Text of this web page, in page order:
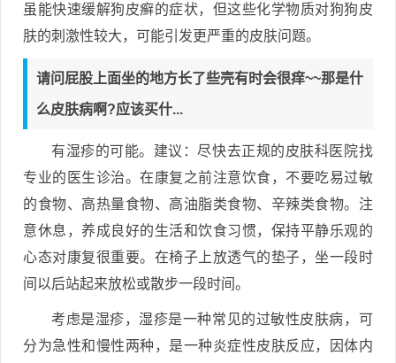
虽能快速缓解狗皮癣的症状，但这些化学物质对狗狗皮
肤的刺激性较大，可能引发更严重的皮肤问题。
请问屁股上面坐的地方长了些壳有时会很痒~~那是什
么皮肤病啊?应该买什...
有湿疹的可能。建议：尽快去正规的皮肤科医院找
专业的医生诊治。在康复之前注意饮食，不要吃易过敏
的食物、高热量食物、高油脂类食物、辛辣类食物。注
意休息，养成良好的生活和饮食习惯，保持平静乐观的
心态对康复很重要。在椅子上放透气的垫子，坐一段时
间以后站起来放松或散步一段时间。
考虑是湿疹，湿疹是一种常见的过敏性皮肤病，可
分为急性和慢性两种，是一种炎症性皮肤反应，因体内